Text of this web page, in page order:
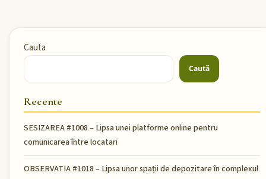
Cauta
Caută
Recente
SESIZAREA #1008 – Lipsa unei platforme online pentru
comunicarea între locatari
OBSERVATIA #1018 – Lipsa unor spații de depozitare în complexul